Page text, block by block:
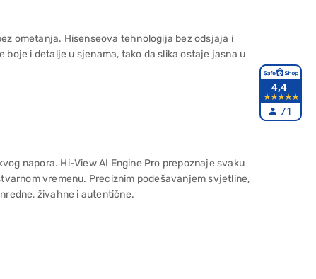
ometanja. Hisenseova tehnologija bez odsjaja i
i detalje u sjenama, tako da slika ostaje jasna u
napora. Hi-View AI Engine Pro prepoznaje svaku
vremenu. Preciznim podešavanjem svjetline,
živahne i autentične.
4,4
71